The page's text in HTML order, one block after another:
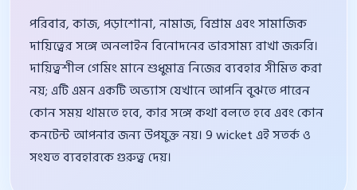
পরিবার, কাজ, পড়াশোনা, নামাজ, বিশ্রাম এবং সামাজিক
দায়িত্বের সঙ্গে অনলাইন বিনোদনের ভারসাম্য রাখা জরুরি।
দায়িত্বশীল গেমিং মানে শুধুমাত্র নিজের ব্যবহার সীমিত করা
নয়; এটি এমন একটি অভ্যাস যেখানে আপনি বুঝতে পারেন
কোন সময় থামতে হবে, কার সঙ্গে কথা বলতে হবে এবং কোন
কনটেন্ট আপনার জন্য উপযুক্ত নয়। 9 wicket এই সতর্ক ও
সংযত ব্যবহারকে গুরুত্ব দেয়।